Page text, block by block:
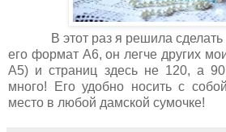
В этот раз я решила сделать
его формат А6, он легче других
А5) и страниц здесь не 120, а
много! Его удобно носить с
место в любой дамской сумочке!